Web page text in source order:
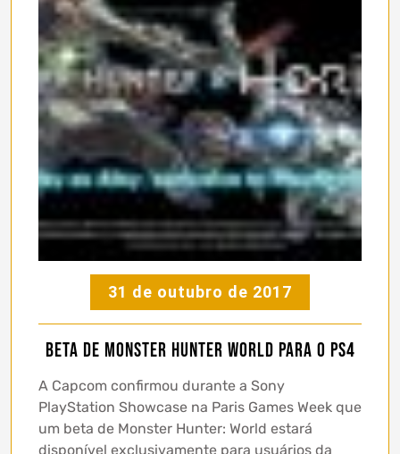
31 de outubro de 2017
Beta de Monster Hunter World para o PS4
A Capcom confirmou durante a Sony
PlayStation Showcase na Paris Games Week que
um beta de Monster Hunter: World estará
disponível exclusivamente para usuários da